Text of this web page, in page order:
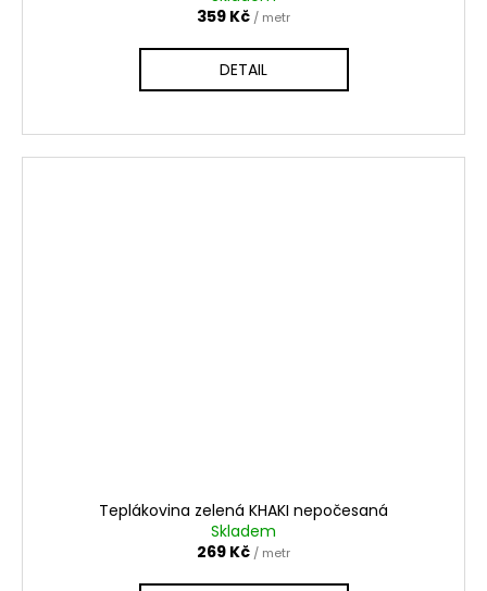
359 Kč / metr
DETAIL
Teplákovina zelená KHAKI nepočesaná
Skladem
269 Kč / metr